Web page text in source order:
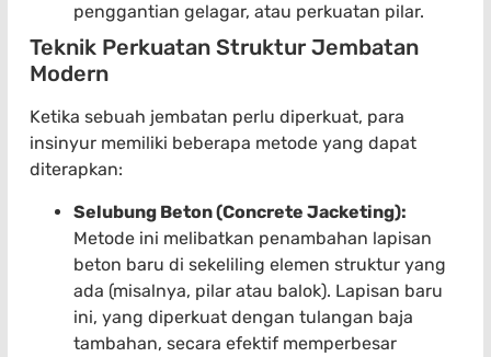
penggantian gelagar, atau perkuatan pilar.
Teknik Perkuatan Struktur Jembatan
Modern
Ketika sebuah jembatan perlu diperkuat, para
insinyur memiliki beberapa metode yang dapat
diterapkan:
Selubung Beton (Concrete Jacketing):
Metode ini melibatkan penambahan lapisan
beton baru di sekeliling elemen struktur yang
ada (misalnya, pilar atau balok). Lapisan baru
ini, yang diperkuat dengan tulangan baja
tambahan, secara efektif memperbesar